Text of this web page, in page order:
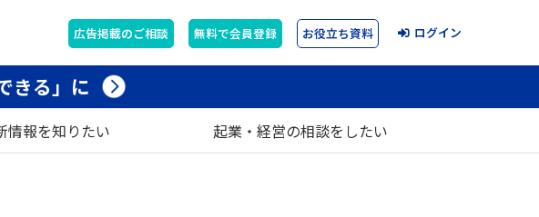
広告掲載のご相談 無料で会員登録 お役立ち資料 ログイン
きる」に
情報を知りたい 起業・経営の相談をしたい